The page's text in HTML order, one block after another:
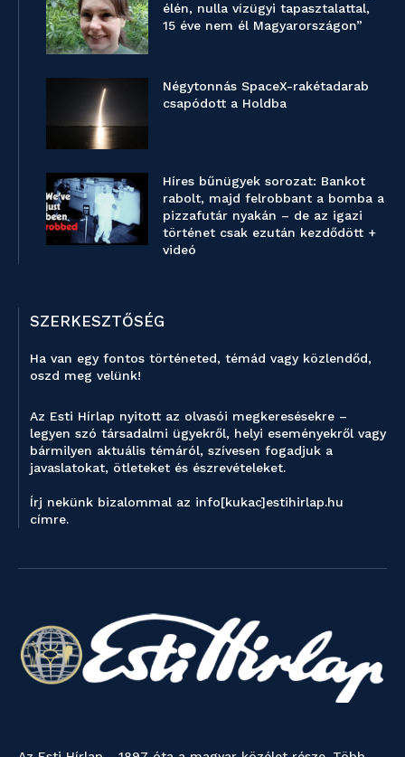
élén, nulla vízügyi tapasztalattal,
15 éve nem él Magyarországon”
Négytonnás SpaceX-rakétadarab
csapódott a Holdba
Híres bűnügyek sorozat: Bankot
rabolt, majd felrobbant a bomba a
pizzafutár nyakán – de az igazi
történet csak ezután kezdődött +
videó
SZERKESZTŐSÉG
Ha van egy fontos történeted, témád vagy közlendőd,
oszd meg velünk!
Az Esti Hírlap nyitott az olvasói megkeresésekre –
legyen szó társadalmi ügyekről, helyi eseményekről vagy
bármilyen aktuális témáról, szívesen fogadjuk a
javaslatokat, ötleteket és észrevételeket.
Írj nekünk bizalommal az info[kukac]estihirlap.hu
címre.